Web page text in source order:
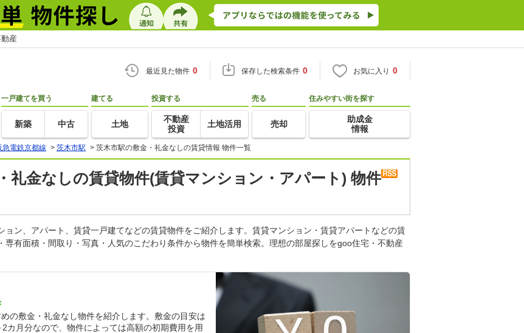
産
最近見た物件 0 保存した検索条件 0 お気に入り 0
一戸建てを買う
新築 中古
建てる
土地
投資する
不動産
投資
土地活用
売る
売却
住みやすい街を探す
助成金
情報
急電鉄京都線 > 茨木市駅 > 茨木市駅の敷金・礼金なしの賃貸情報 物件一覧
礼金なしの賃貸物件(賃貸マンション・アパート) 物件
ン、アパート、賃貸一戸建てなどの賃貸物件をご紹介します。賃貸マンション・賃貸アパートなどの賃
有面積・間取り・写真・人気のこだわり条件から物件を簡単検索。理想の部屋探しをgoo住宅・不動産
の敷金・礼金なし物件を紹介します。敷金の目安は
カ月分なので、物件によっては高額の初期費用を用